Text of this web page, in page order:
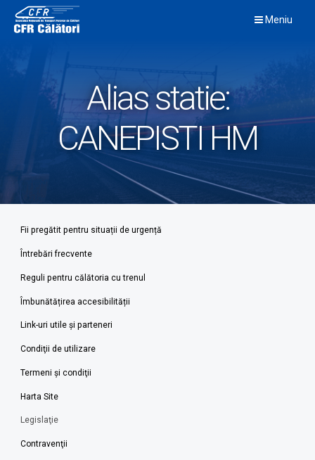
content
Meniu
Alias statie:
CANEPISTI HM
Fii pregătit pentru situații de urgență
Întrebări frecvente
Reguli pentru călătoria cu trenul
Îmbunătățirea accesibilității
Link-uri utile şi parteneri
Condiţii de utilizare
Termeni şi condiţii
Harta Site
Legislaţie
Contravenţii